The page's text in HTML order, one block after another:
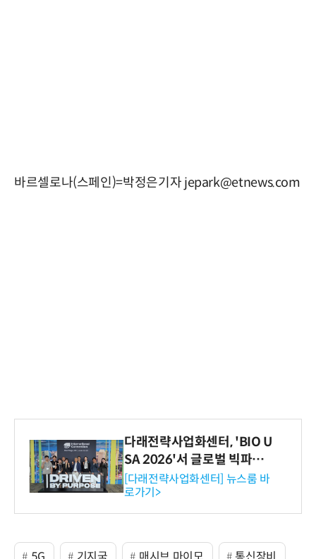
바르셀로나(스페인)=박정은기자 jepark@etnews.com
다래전략사업화센터, 'BIO U
SA 2026'서 글로벌 빅파마
와의 비즈니스 미팅 지원…K
-바이오 해외 진출 교두보 확
보
[다래전략사업화센터] 뉴스룸 바
로가기>